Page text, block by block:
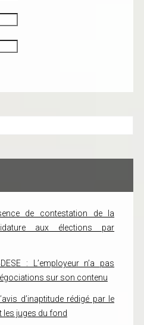
de contestation de la
aux élections par
: L’employeur n’a pas
sur son contenu
d’inaptitude rédigé par le
les juges du fond